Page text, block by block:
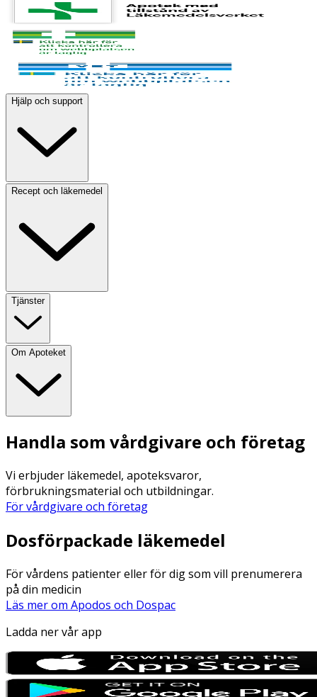
Hjälp och support
Recept och läkemedel
Tjänster
Om Apoteket
Handla som vårdgivare och företag
Vi erbjuder läkemedel, apoteksvaror,
förbrukningsmaterial och utbildningar.
För vårdgivare och företag
Dosförpackade läkemedel
För vårdens patienter eller för dig som vill prenumerera
på din medicin
Läs mer om Apodos och Dospac
Ladda ner vår app